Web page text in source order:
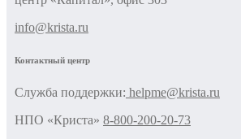
info@krista.ru
Контактный центр
Cлужба поддержки: helpme@krista.ru
НПО «Криста» 8-800-200-20-73